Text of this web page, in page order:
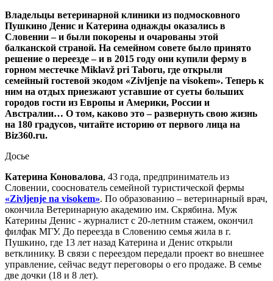
Владельцы ветеринарной клиники из подмосковного
Пушкино Денис и Катерина однажды оказались в
Словении – и были покорены и очарованы этой
балканской страной. На семейном совете было принято
решение о переезде – и в 2015 году они купили ферму в
горном местечке Miklavž pri Taboru, где открыли
семейный гостевой экодом «Zivljenje na visokem». Теперь к
ним на отдых приезжают уставшие от суеты больших
городов гости из Европы и Америки, России и
Австралии… О том, каково это – развернуть свою жизнь
на 180 градусов, читайте историю от первого лица на
Biz360.ru.
Досье
Катерина Коновалова, 43 года, предприниматель из
Словении, сооснователь семейной туристической фермы
«Zivljenje na visokem». По образованию – ветеринарный врач,
окончила Ветеринарную академию им. Скрябина. Муж
Катерины Денис - журналист с 20-летним стажем, окончил
филфак МГУ. До переезда в Словению семья жила в г.
Пушкино, где 13 лет назад Катерина и Денис открыли
ветклинику. В связи с переездом передали проект во внешнее
управление, сейчас ведут переговоры о его продаже. В семье
две дочки (18 и 8 лет).